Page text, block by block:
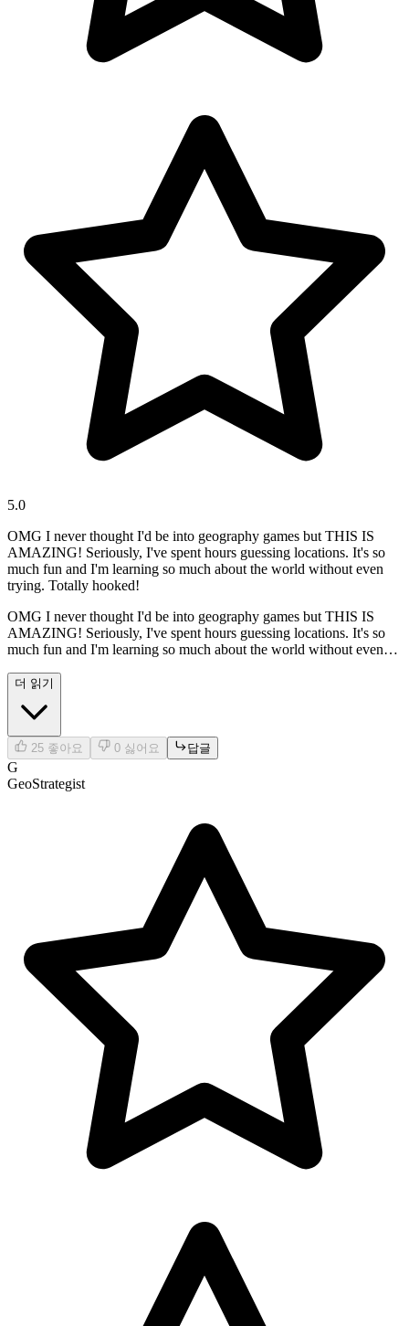
5.0
OMG I never thought I'd be into geography games but THIS IS
AMAZING! Seriously, I've spent hours guessing locations. It's so
much fun and I'm learning so much about the world without even
trying. Totally hooked!
OMG I never thought I'd be into geography games but THIS IS
AMAZING! Seriously, I've spent hours guessing locations. It's so
much fun and I'm learning so much about the world without even
더 읽기
25 좋아요 0 싫어요 답글
G
GeoStrategist